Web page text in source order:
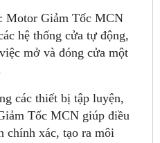
Motor Giảm Tốc MCN
hệ thống cửa tự động,
mở và đóng cửa một
các thiết bị tập luyện,
Tốc MCN giúp điều
chính xác, tạo ra môi